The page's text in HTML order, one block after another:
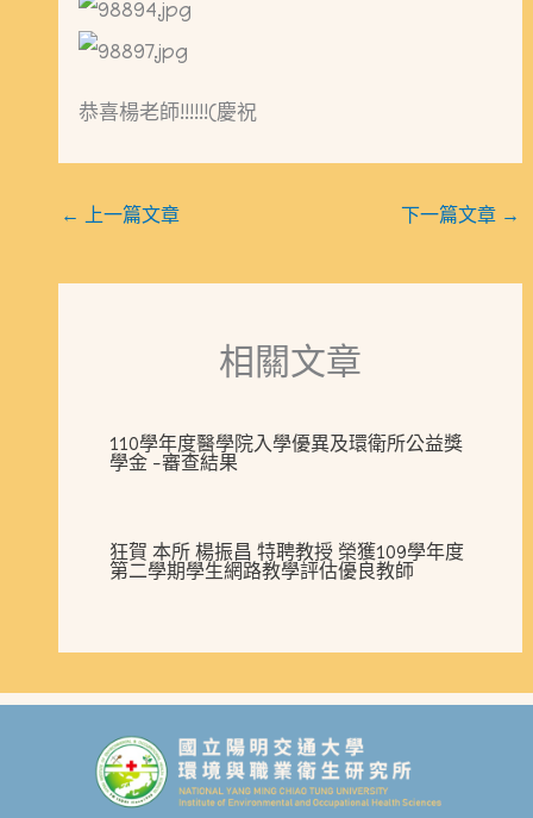
恭喜楊老師!!!!!!(慶祝
← 上一篇文章 下一篇文章 →
相關文章
110學年度醫學院入學優異及環衛所公益獎
學金 -審查結果
狂賀 本所 楊振昌 特聘教授 榮獲109學年度
第二學期學生網路教學評估優良教師